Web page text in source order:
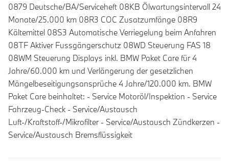
0879 Deutsche/BA/Serviceheft 08KB Ölwartungsintervall 24
Monate/25.000 km 08R3 COC Zusatzumfänge 08R9
Kältemittel 08S3 Automatische Verriegelung beim Anfahren
08TF Aktiver Fussgängerschutz 08WD Steuerung FAS 18
08WM Steuerung Displays inkl. BMW Paket Care für 4
Jahre/60.000 km und Verlängerung der gesetzlichen
Mängelbeseitigungsansprüche 4 Jahre/120.000 km. BMW
Paket Care beinhaltet: - Service Motoröl/Inspektion - Service
Fahrzeug-Check - Service/Austausch
Luft-/Kraftstoff-/Mikrofilter - Service/Austausch Zündkerzen -
Service/Austausch Bremsflüssigkeit